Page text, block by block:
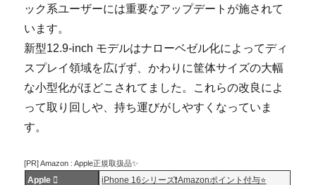
ック系ユーザーには重要なアップデートが施されて
います。
新型12.9-inch モデルはナローベゼル化によってディ
スプレイ領域を広げず、かわりに筐体サイズの大幅
な小型化がほどこされてました。これらの改良によ
って取り回しや、持ち運びがしやすくなっていま
す。
[PR] Amazon : Apple正規取扱品✨
Apple  iPhone 16シリーズ❗️Amazonポイント付与⭐️